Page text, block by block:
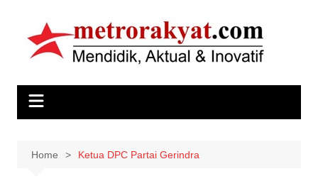
content
Home Ketua DPC Partai Gerindra